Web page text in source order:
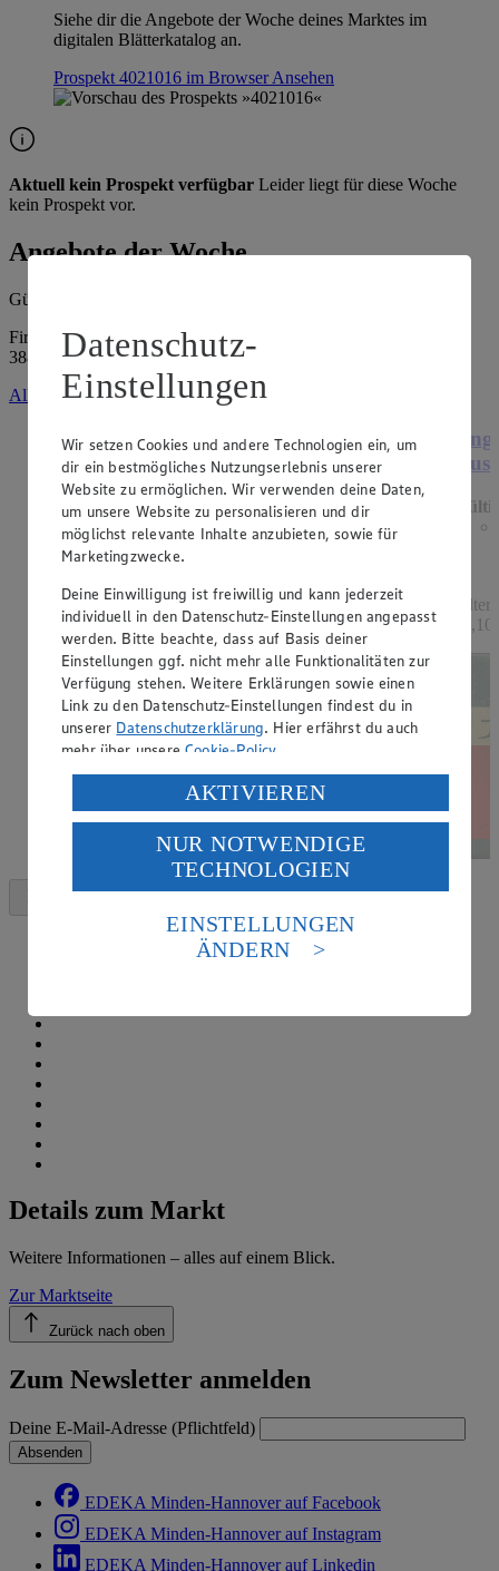
Siehe dir die Angebote der Woche deines Marktes im
digitalen Blätterkatalog an.
Prospekt 4021016 im BrowserAnsehen
Aktuell kein Prospekt verfügbar Leider liegt für diese Woche
kein Prospekt vor.
Angebote der Woche
Gültig vom
Firma: VST. 1888 - PUG - Kauf eG Salzwedel, Friedrichstr. 134,
38855 Wernigerode
Alle Angebote ansehen
Angebot:Mondamin Soßenbinder oder
Mehlschwitze
Gültig ab 13.08.2026
1.19
-33%
Rabattierter Preis von 1.19€ (Insgesamt -33%
Rabatt)
hell oder dunkel, 250g Packung, (1kg = 4,76)
11,10)
Details zum Markt
Weitere Informationen – alles auf einem Blick.
Zur Marktseite
Zurück nach oben
Zum Newsletter anmelden
Deine E-Mail-Adresse (Pflichtfeld)
Absenden
EDEKA Minden-Hannover auf Facebook
EDEKA Minden-Hannover auf Instagram
EDEKA Minden-Hannover auf Linkedin
Datenschutz-
Einstellungen
Wir setzen Cookies und andere Technologien ein, um
dir ein bestmögliches Nutzungserlebnis unserer
Website zu ermöglichen. Wir verwenden deine Daten,
um unsere Website zu personalisieren und dir
möglichst relevante Inhalte anzubieten, sowie für
Marketingzwecke.
Deine Einwilligung ist freiwillig und kann jederzeit
individuell in den Datenschutz-Einstellungen angepasst
werden. Bitte beachte, dass auf Basis deiner
Einstellungen ggf. nicht mehr alle Funktionalitäten zur
Verfügung stehen. Weitere Erklärungen sowie einen
Link zu den Datenschutz-Einstellungen findest du in
unserer Datenschutzerklärung. Hier erfährst du auch
mehr über unsereCookie-Policy.
Verarbeitung deiner personenbezogenen Daten in den
USA durch Facebook und YouTube:
Wenn du auf „Aktivieren“ klickst, willigst du im Sinne
des Art. 49 Abs. 1 Satz 1 lit. a) DSGVO ein, dass deine
Daten in den USA verarbeitet werden. Der EuGH sieht
die USA als Land mit einem nach europäischen
Standards nicht angemessenen Datenschutzniveau an.
Es besteht das Risiko eines Zugriffs durch US-
Informationen zum Herausgeber der Seite findest du
AKTIVIEREN
NUR NOTWENDIGE
TECHNOLOGIEN
EINSTELLUNGEN
ÄNDERN